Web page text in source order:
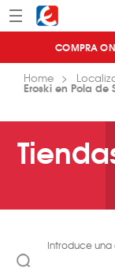
Menú Eroski
COMPRA
Home
Eroski en Pola de
Introduce